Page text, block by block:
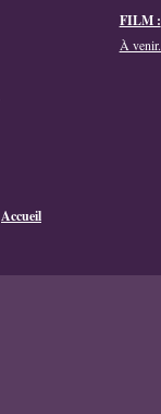
FILM :
À
Accueil